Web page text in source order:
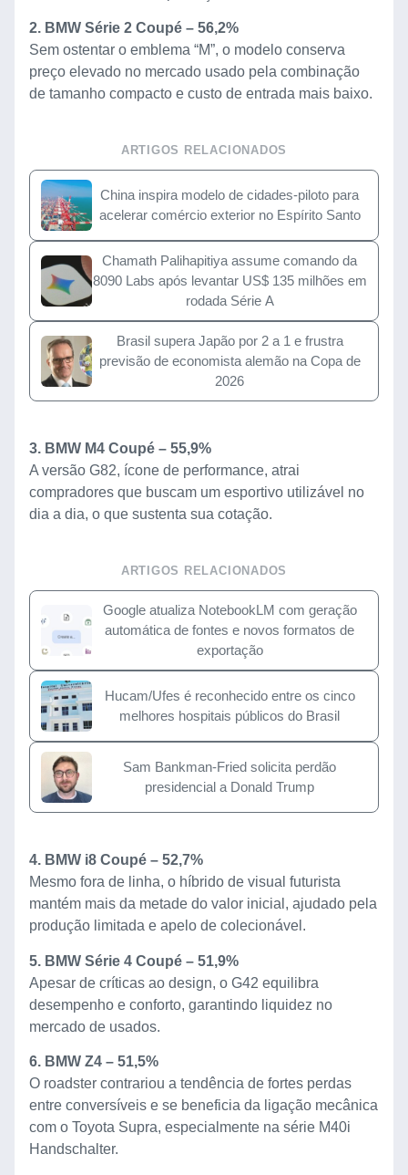
2. BMW Série 2 Coupé – 56,2%
Sem ostentar o emblema “M”, o modelo conserva
preço elevado no mercado usado pela combinação
de tamanho compacto e custo de entrada mais baixo.
ARTIGOS RELACIONADOS
China inspira modelo de cidades-piloto para
acelerar comércio exterior no Espírito Santo
Chamath Palihapitiya assume comando da
8090 Labs após levantar US$ 135 milhões em
rodada Série A
Brasil supera Japão por 2 a 1 e frustra
previsão de economista alemão na Copa de
2026
3. BMW M4 Coupé – 55,9%
A versão G82, ícone de performance, atrai
compradores que buscam um esportivo utilizável no
dia a dia, o que sustenta sua cotação.
ARTIGOS RELACIONADOS
Google atualiza NotebookLM com geração
automática de fontes e novos formatos de
exportação
Hucam/Ufes é reconhecido entre os cinco
melhores hospitais públicos do Brasil
Sam Bankman-Fried solicita perdão
presidencial a Donald Trump
4. BMW i8 Coupé – 52,7%
Mesmo fora de linha, o híbrido de visual futurista
mantém mais da metade do valor inicial, ajudado pela
produção limitada e apelo de colecionável.
5. BMW Série 4 Coupé – 51,9%
Apesar de críticas ao design, o G42 equilibra
desempenho e conforto, garantindo liquidez no
mercado de usados.
6. BMW Z4 – 51,5%
O roadster contrariou a tendência de fortes perdas
entre conversíveis e se beneficia da ligação mecânica
com o Toyota Supra, especialmente na série M40i
Handschalter.